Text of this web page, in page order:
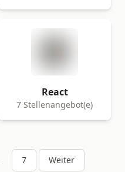
React
7 Stellenangebot(e)
7 Weiter